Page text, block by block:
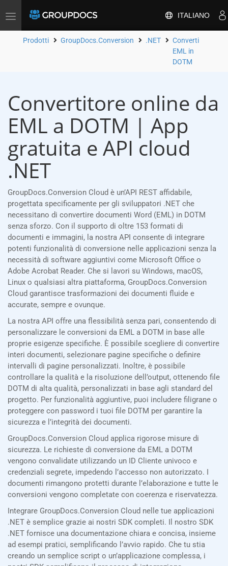
Attiva/disattiva
navigazione
ITALIANO
Prodotti GroupDocs.Conversion .NET
Converti
EML in
DOTM
Convertitore online da
EML a DOTM | App
gratuita e API cloud
.NET
GroupDocs.Conversion Cloud è un’API REST affidabile,
progettata specificamente per gli sviluppatori .NET che
necessitano di convertire documenti Word (EML) in DOTM
senza sforzo. Con il supporto di oltre 153 formati di
documenti e immagini, la nostra API consente di integrare
potenti funzionalità di conversione nelle applicazioni senza la
necessità di software aggiuntivi come Microsoft Office o
Adobe Acrobat Reader. Che si lavori su Windows, macOS,
Linux o qualsiasi altra piattaforma, GroupDocs.Conversion
Cloud garantisce trasformazioni dei documenti fluide e
accurate, sempre e ovunque.
La nostra API offre una flessibilità senza pari, consentendo di
personalizzare le conversioni da EML a DOTM in base alle
proprie esigenze specifiche. È possibile scegliere di convertire
interi documenti, selezionare pagine specifiche o definire
intervalli di pagine personalizzati. Inoltre, è possibile
controllare la qualità e la risoluzione dell’output, ottenendo file
DOTM di alta qualità, personalizzati in base agli standard del
progetto. Per funzionalità aggiuntive, puoi includere filigrane o
proteggere con password i tuoi file DOTM per garantire la
sicurezza e l’integrità dei documenti.
GroupDocs.Conversion Cloud applica rigorose misure di
sicurezza. Le richieste di conversione da EML a DOTM
vengono convalidate utilizzando un ID Cliente univoco e
credenziali segrete, impedendo l’accesso non autorizzato. I
documenti rimangono protetti durante l’elaborazione e tutte le
conversioni vengono completate con coerenza e riservatezza.
Integrare GroupDocs.Conversion Cloud nelle tue applicazioni
.NET è semplice grazie ai nostri SDK completi. Il nostro SDK
.NET fornisce una documentazione chiara e concisa, insieme
ad esempi pratici, semplificando l’avvio rapido. Che tu stia
creando un semplice script o un’applicazione complessa, i